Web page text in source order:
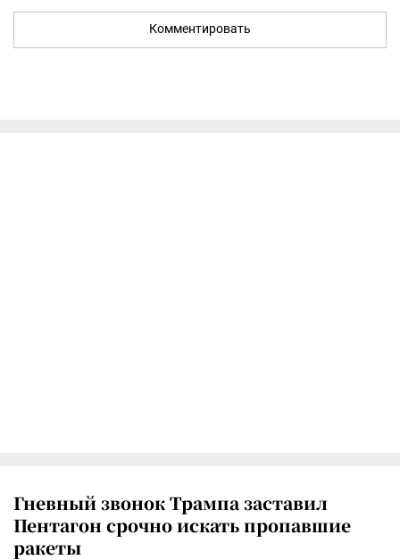
Комментировать
Гневный звонок Трампа заставил
Пентагон срочно искать пропавшие
ракеты